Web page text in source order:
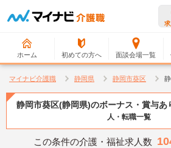
ホーム 初めての方へ 面談会場一覧
マイナビ介護職 静岡県 静岡市葵区
静岡市葵区(静岡県)のボーナス・賞与あ
人・転職一覧
この条件の介護・福祉求人数